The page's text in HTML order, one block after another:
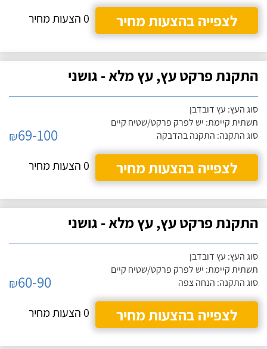
לצפייה בהצעות מחיר
0 הצעות מחיר
התקנת פרקט עץ, עץ מלא - גושני
סוג העץ: עץ דובדבן
תשתית קיימת: יש לפרק פרקט/שטיח קיים
סוג התקנה: התקנה בהדבקה
₪69-100
לצפייה בהצעות מחיר
0 הצעות מחיר
התקנת פרקט עץ, עץ מלא - גושני
סוג העץ: עץ דובדבן
תשתית קיימת: יש לפרק פרקט/שטיח קיים
סוג התקנה: הנחה צפה
₪60-90
לצפייה בהצעות מחיר
0 הצעות מחיר